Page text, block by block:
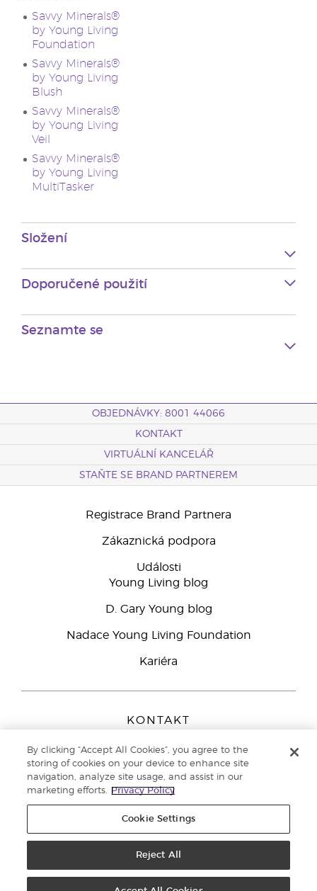
Savvy Minerals®
by Young Living
Foundation
Savvy Minerals®
by Young Living
Blush
Savvy Minerals®
by Young Living
Veil
Savvy Minerals®
by Young Living
MultiTasker
Složení
Doporučené použití
Seznamte se
OBJEDNÁVKY: 8001 44066
KONTAKT
VIRTUÁLNÍ KANCELÁŘ
STAŇTE SE BRAND PARTNEREM
Registrace Brand Partnera
Zákaznická podpora
Události
Young Living blog
D. Gary Young blog
Nadace Young Living Foundation
Kariéra
KONTAKT
Peizerweg 97
9727 AJ Groningen
Netherlands
Zákaznická podpora800 144 066
ochrany osobních údajů
By clicking “Accept All Cookies”, you agree to the
storing of cookies on your device to enhance site
navigation, analyze site usage, and assist in our
marketing efforts.
Privacy Policy
Cookie Settings
Reject All